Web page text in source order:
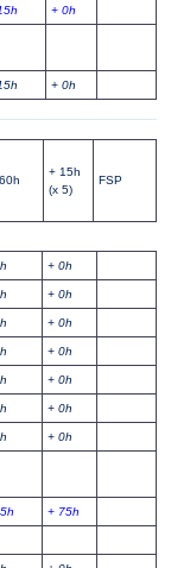
+ 0h
+ 0h
60h
+ 15h
(x 5)
FSP
+ 0h
+ 0h
+ 0h
+ 0h
+ 0h
+ 0h
+ 0h
+ 75h